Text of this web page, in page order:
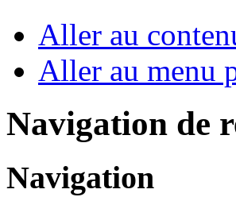
Aller au
Aller au menu
Navigation de
Navigation